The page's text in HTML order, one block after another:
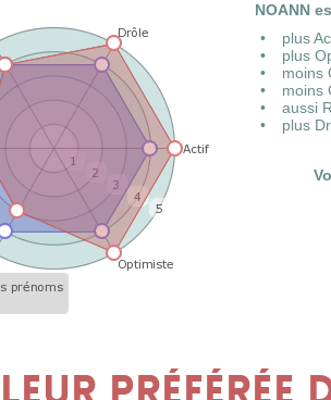
NOANN
plus
plus
moins
moins
aussi
plus